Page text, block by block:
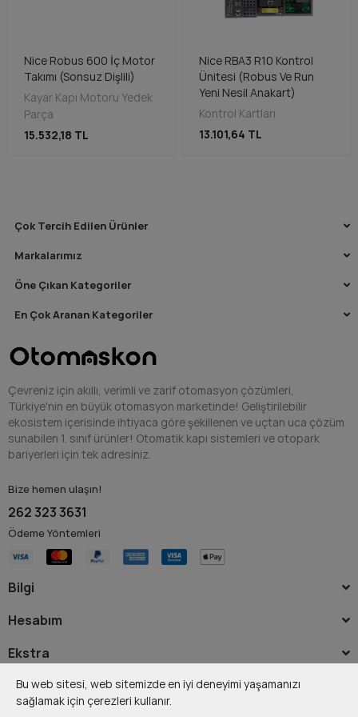
Nice Robus 600 İç Motor
Takımı (Sonsuz Dişlili)
Kayar Kapı Motoru Yedek
Parça
15.532,18 TL
Nice RBA3 R10 Kontrol
Ünitesi (Robus Ve Run
Yeni Nesil Anakart)
Kontrol Kartları
13.101,64 TL
Çok Tercih Edilen Ürünler
Markalarımız
Öne Çıkan Kategoriler
En Çok Aranan Kategoriler
Çevreniz için akıllı, verimli ve zarif otomasyon çözümleri,
Türkiye'nin en büyük otomasyon marketinde! Geliştirilebilir
ekosistem içerisinde ihtiyaca göre şekillenen ve uçtan uca çözüm
sunabilen 1. sınıf ürünler! Otomatik kapı sistemleri ve otopark
bariyerleri için tek adresiniz.
Bize hemen ulaşın!
262 323 3631
Ödeme Yöntemleri
Bilgi
Hesabım
Ekstra
Bu web sitesi, web sitemizde en iyi deneyimi yaşamanızı
sağlamak için çerezleri kullanır.